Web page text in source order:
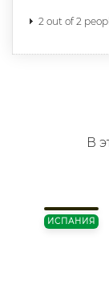
2 out of 2
В
ИСПАНИЯ